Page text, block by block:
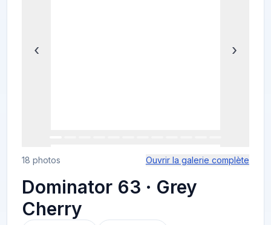
‹ ›
18 photos Ouvrir la galerie complète
Dominator 63 · Grey
Cherry